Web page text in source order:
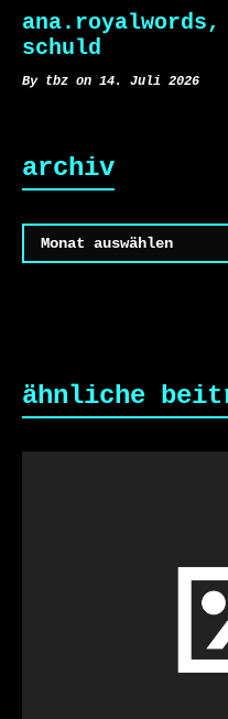
schuld
By tbz on 14. Juli 2026
archiv
Archiv
ähnliche